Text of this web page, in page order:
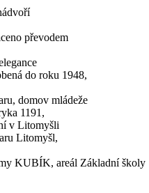
převodem
do roku 1948,
domov mládeže
1191,
v Litomyšli
Litomyšl,
KUBÍK, areál Základní školy